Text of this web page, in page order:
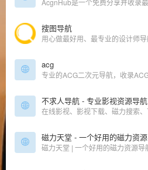
搜图导航
acg
不求人导航 - 专业影视资源导航